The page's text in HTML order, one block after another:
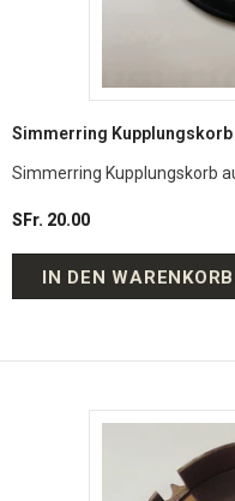
Simmerring Kupplungskorb
Simmerring Kupplungskorb
SFr. 20.00
IN DEN WARENKORB